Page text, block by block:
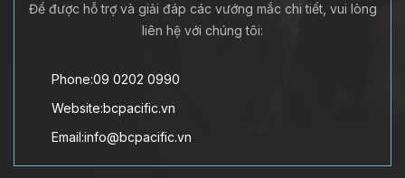
Để được hỗ trợ và giải đáp các vướng mắc chi tiết, vui lòng
liên hệ với chúng tôi:
Phone:09 0202 0990
Website:bcpacific.vn
Email:info@bcpacific.vn